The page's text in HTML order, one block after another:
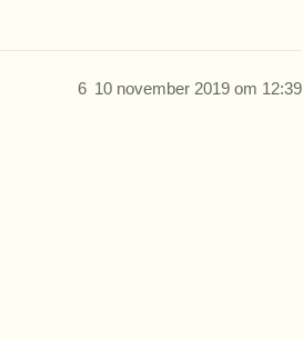
10 november 2019 om 12:39
6